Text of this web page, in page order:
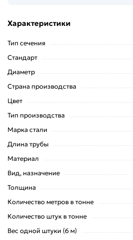
Характеристики
Тип сечения
Стандарт
Диаметр
Страна производства
Цвет
Тип производства
Марка стали
Длина трубы
Материал
Вид, назначение
Толщина
Количество метров в тонне
Количество штук в тонне
Вес одной штуки (6 м)